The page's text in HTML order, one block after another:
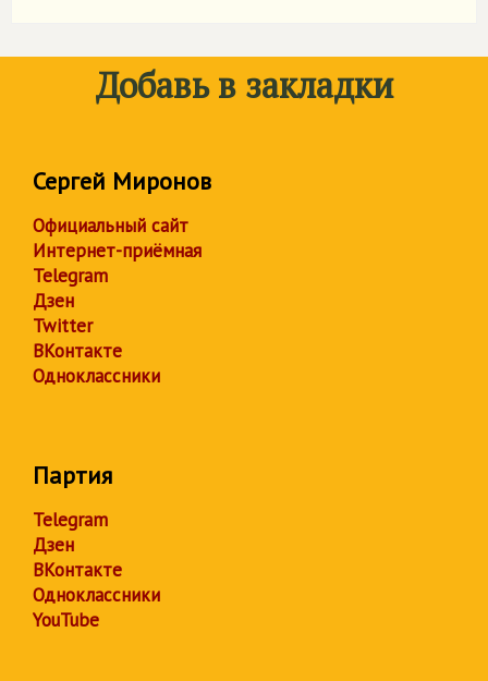
Добавь в закладки
Сергей Миронов
Официальный сайт
Интернет-приёмная
Telegram
Дзен
Twitter
ВКонтакте
Одноклассники
Партия
Telegram
Дзен
ВКонтакте
Одноклассники
YouTube